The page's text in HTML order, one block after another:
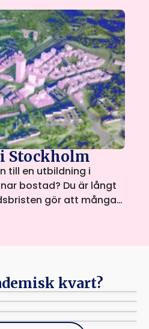
är därför
första steg.
Stockholm
till en utbildning i
bostad? Du är långt
gör att många
flera sätt att
kvart?
studenter eller annonsörer.
över hela Stockholm.